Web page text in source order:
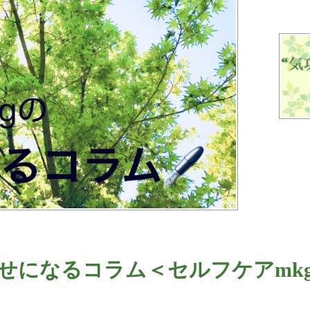
になるコラム＜セルフケア